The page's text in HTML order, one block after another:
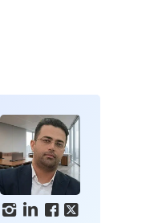
   